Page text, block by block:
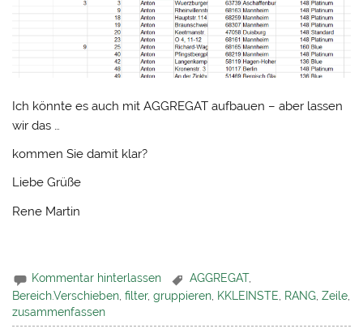
Ich könnte es auch mit AGGREGAT aufbauen – aber lassen
wir das …
kommen Sie damit klar?
Liebe Grüße
Rene Martin
Kommentar hinterlassen AGGREGAT,
Bereich.Verschieben ,filter,gruppieren KKLEINSTE RANG ,Zeile
zusammenfassen